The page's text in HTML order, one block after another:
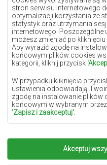
stron serwisu internetowego
optymalizacji korzystania ze
statystyk oraz utrzymania
internetowego.
możesz zmieniać po
Aby wyrazić zgodę na
końcowym plików cookies
kategorii, kliknij przycisk
W przypadku kliknięcia
ustawienia odpowiadają
zgodę na instalowanie plików
końcowym w wybranym
'Zapisz i zaakceptuj'
osobowe, podstawą ich
administratora danych
podmiotów trzecich w
usług świadczonych w
Akceptuj
Dywany
Copyright 2022